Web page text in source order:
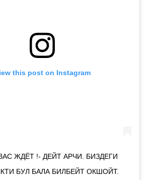
this post on Instagram
ЖДЁТ !- ДЕЙТ АРЧИ. БИЗДЕГИ
БУЛ БАЛА БИЛБЕЙТ ОКШОЙТ.